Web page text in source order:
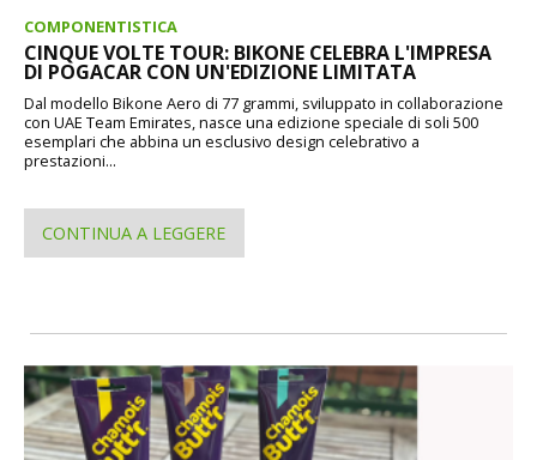
COMPONENTISTICA
CINQUE VOLTE TOUR: BIKONE CELEBRA L'IMPRESA
DI POGACAR CON UN'EDIZIONE LIMITATA
Dal modello Bikone Aero di 77 grammi, sviluppato in collaborazione
con UAE Team Emirates, nasce una edizione speciale di soli 500
esemplari che abbina un esclusivo design celebrativo a
prestazioni...
CONTINUA A LEGGERE